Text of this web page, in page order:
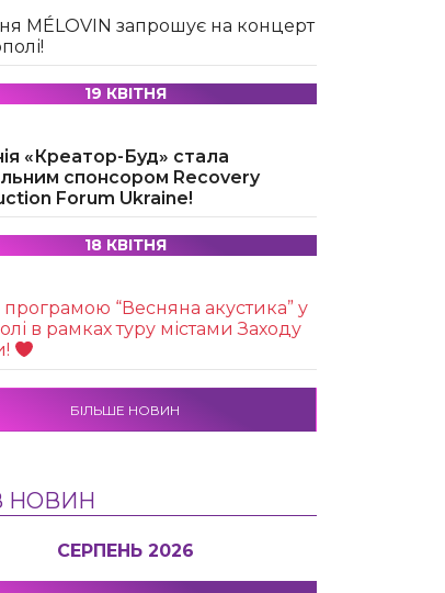
MÉLOVIN запрошує на концерт
19 КВІТНЯ
«Креатор-Буд» стала
спонсором Recovery
Forum Ukraine!
18 КВІТНЯ
програмою “Весняна акустика” у
в рамках туру містами Заходу
БІЛЬШЕ НОВИН
НОВИН
СЕРПЕНЬ 2026